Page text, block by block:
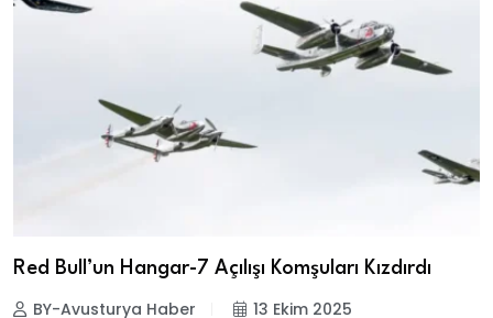
Red Bull’un Hangar-7 Açılışı Komşuları Kızdırdı
BY-Avusturya Haber 13 Ekim 2025